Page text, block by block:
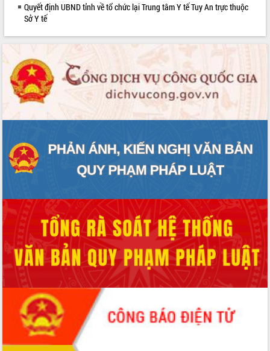
cách mạng
văn hóa, thể thao đáp ứng yêu cầu
Thường trực HĐND tỉnh Đắk Lắk gặp
mặt Đoàn chuyên gia y tế TP. Hồ Chí
Minh
Lễ truy điệu và an táng hài cốt liệt sĩ
xuất khẩu sầu riêng và triển khai quy
định EUDR
Thứ trưởng Bộ Nông nghiệp và Môi
sầu riêng tại Đắk Lắk
Trình diễn nghệ thuật chế biến các
món ăn từ sầu riêng
Đắk Lắk công bố Quy hoạch và xúc
tiến đầu tư tỉnh
Ngành cá ngừ Đắk Lắk chủ động thích
ứng để giữ vững thị trường xuất khẩu
Diễn đàn Kinh tế tư nhân Việt Nam đột
phá cơ chế - Hợp tác công tư
Đề án 06 tạo bước ngoặt đột phá trong
cải cách hành chính tỉnh Đắk Lắk
LIÊN KẾT WEB
Quyết định UBND tỉnh về tổ chức lại Trung tâm Y tế Tuy An trực thuộc
Sở Y tế